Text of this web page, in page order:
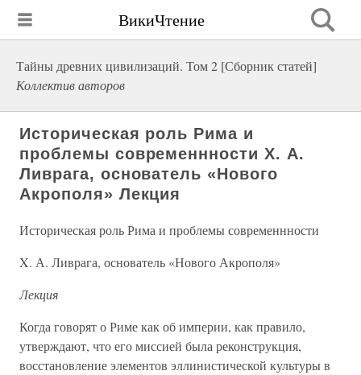
ВикиЧтение
Тайны древних цивилизаций. Том 2 [Сборник статей]
Коллектив авторов
Историческая роль Рима и
проблемы современнности X. А.
Ливрага, основатель «Нового
Акрополя» Лекция
Историческая роль Рима и проблемы современнности
X. А. Ливрага, основатель «Нового Акрополя»
Лекция
Когда говорят о Риме как об империи, как правило,
утверждают, что его миссией была реконструкция,
восстановление элементов эллинистической культуры в